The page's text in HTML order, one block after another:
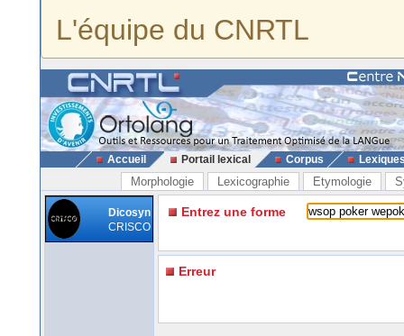
L'équipe du CNRTL
Accueil Portail lexical Corpus
Morphologie Lexicographie Etymologie
Dicosyn
CRISCO
Entrez une forme
Erreur